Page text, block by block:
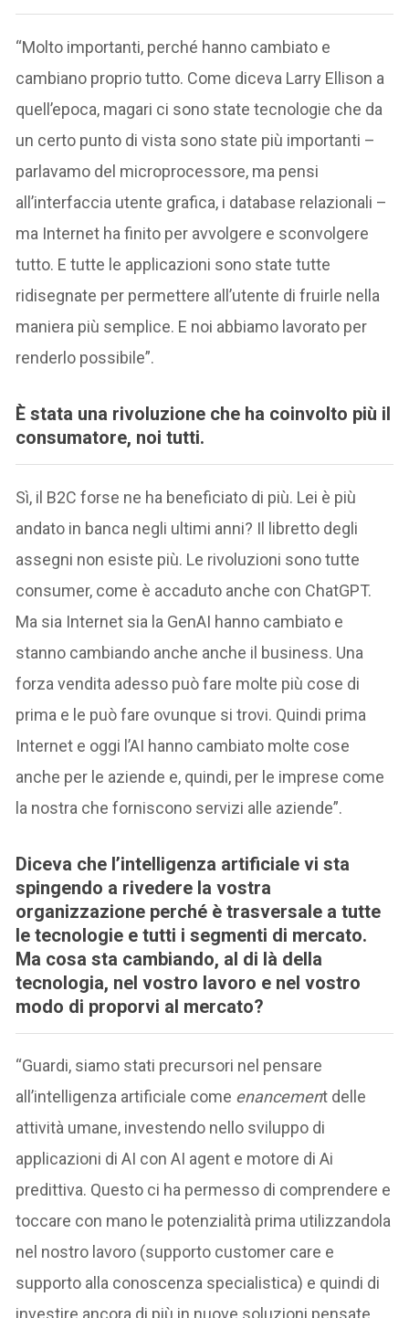
“Molto importanti, perché hanno cambiato e
cambiano proprio tutto. Come diceva Larry Ellison a
quell’epoca, magari ci sono state tecnologie che da
un certo punto di vista sono state più importanti –
parlavamo del microprocessore, ma pensi
all’interfaccia utente grafica, i database relazionali –
ma Internet ha finito per avvolgere e sconvolgere
tutto. E tutte le applicazioni sono state tutte
ridisegnate per permettere all’utente di fruirle nella
maniera più semplice. E noi abbiamo lavorato per
renderlo possibile”.
È stata una rivoluzione che ha coinvolto più il
consumatore, noi tutti.
Sì, il B2C forse ne ha beneficiato di più. Lei è più
andato in banca negli ultimi anni? Il libretto degli
assegni non esiste più. Le rivoluzioni sono tutte
consumer, come è accaduto anche con ChatGPT.
Ma sia Internet sia la GenAI hanno cambiato e
stanno cambiando anche anche il business. Una
forza vendita adesso può fare molte più cose di
prima e le può fare ovunque si trovi. Quindi prima
Internet e oggi l’AI hanno cambiato molte cose
anche per le aziende e, quindi, per le imprese come
la nostra che forniscono servizi alle aziende”.
Diceva che l’intelligenza artificiale vi sta
spingendo a rivedere la vostra
organizzazione perché è trasversale a tutte
le tecnologie e tutti i segmenti di mercato.
Ma cosa sta cambiando, al di là della
tecnologia, nel vostro lavoro e nel vostro
modo di proporvi al mercato?
“Guardi, siamo stati precursori nel pensare
all’intelligenza artificiale come enancement delle
attività umane, investendo nello sviluppo di
applicazioni di AI con AI agent e motore di Ai
predittiva. Questo ci ha permesso di comprendere e
toccare con mano le potenzialità prima utilizzandola
nel nostro lavoro (supporto customer care e
supporto alla conoscenza specialistica) e quindi di